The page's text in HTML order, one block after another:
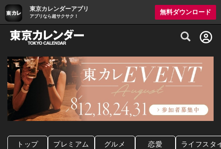
東京カレンダーアプリ
アプリなら超サクサク！
無料ダウンロード
グルメ情報・プレミアムレストラン予約
トップ プレミアム グルメ 恋愛 ライフスタ